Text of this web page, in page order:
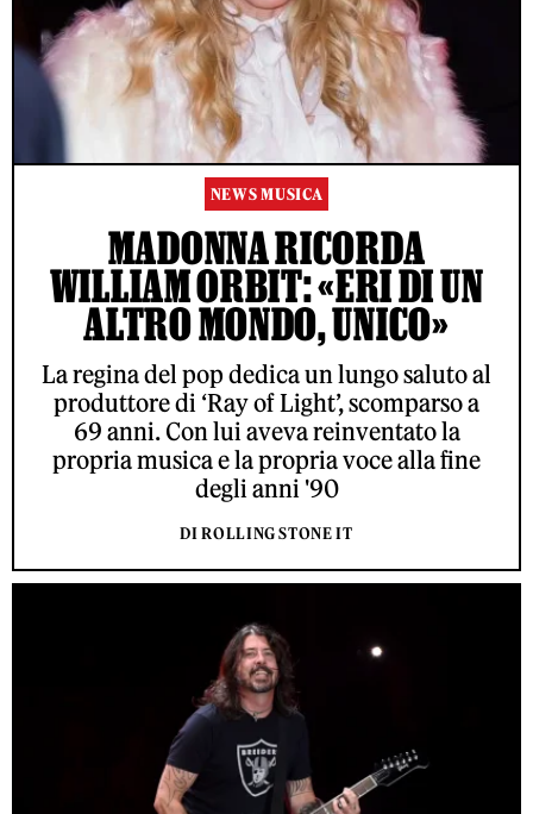
NEWS MUSICA
MADONNA RICORDA
WILLIAM ORBIT: «ERI DI UN
ALTRO MONDO, UNICO»
La regina del pop dedica un lungo saluto al
produttore di ‘Ray of Light’, scomparso a
69 anni. Con lui aveva reinventato la
propria musica e la propria voce alla fine
degli anni '90
DI ROLLING STONE IT